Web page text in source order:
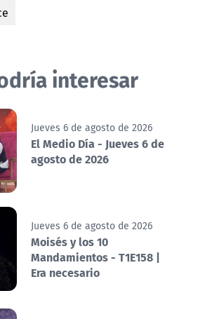
interesar
Jueves 6 de agosto de 2026
El Medio Día - Jueves 6 de
agosto de 2026
Jueves 6 de agosto de 2026
Moisés y los 10
Mandamientos - T1E158 |
Era necesario